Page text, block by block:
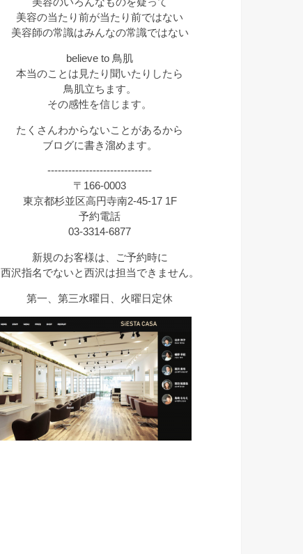
美容の当たり前が当たり前ではない
美容師の常識はみんなの常識ではない
believe to 鳥肌
本当のことは見たり聞いたりしたら
鳥肌立ちます。
その感性を信じます。
たくさんわからないことがあるから
ブログに書き溜めます。
------------------------------
〒166-0003
東京都杉並区高円寺南2-45-17 1F
予約電話
03-3314-6877
新規のお客様は、ご予約時に
西沢指名でないと西沢は担当できません。
第一、第三水曜日、火曜日定休